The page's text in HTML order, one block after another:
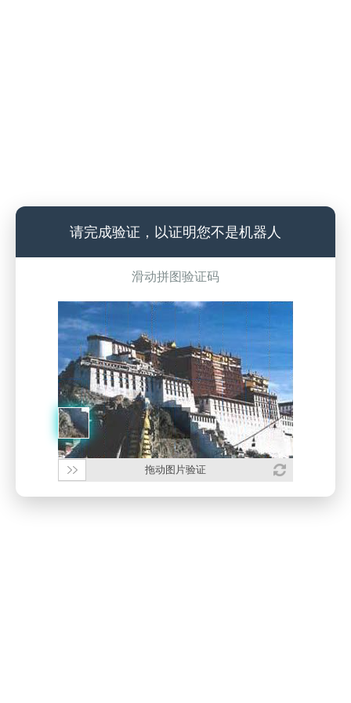
请完成验证，以证明您不是机器人
滑动拼图验证码
拖动图片验证